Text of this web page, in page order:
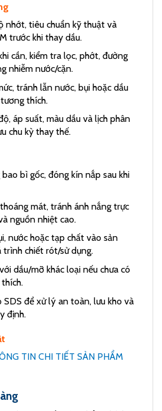
nhớt, tiêu chuẩn kỹ thuật và
trước khi thay dầu.
cần, kiểm tra lọc, phớt, đường
nhiễm nước/cặn.
tránh lẫn nước, bụi hoặc dầu
thích.
áp suất, màu dầu và lịch phân
chu kỳ thay thế.
bì gốc, đóng kín nắp sau khi
mát, tránh ánh nắng trực
nguồn nhiệt cao.
nước hoặc tạp chất vào sản
trình chiết rót/sử dụng.
dầu/mỡ khác loại nếu chưa có
SDS để xử lý an toàn, lưu kho và
định.
TIN CHI TIẾT SẢN PHẨM